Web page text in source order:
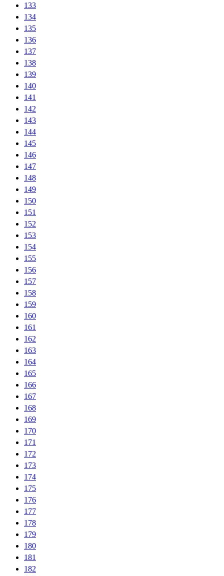
133
134
135
136
137
138
139
140
141
142
143
144
145
146
147
148
149
150
151
152
153
154
155
156
157
158
159
160
161
162
163
164
165
166
167
168
169
170
171
172
173
174
175
176
177
178
179
180
181
182